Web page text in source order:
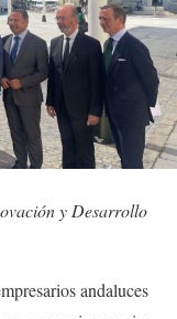
y Desarrollo
andaluces